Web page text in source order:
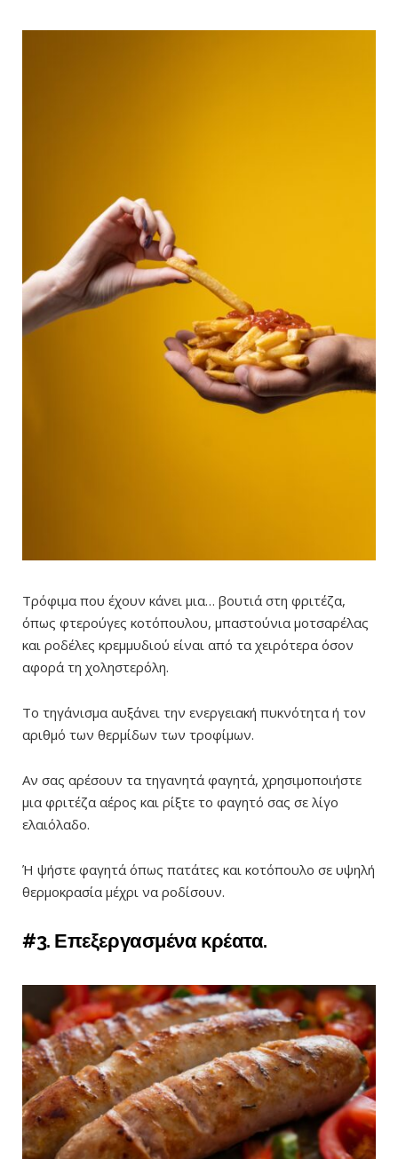
Τρόφιμα που έχουν κάνει μια… βουτιά στη φριτέζα,
όπως φτερούγες κοτόπουλου, μπαστούνια μοτσαρέλας
και ροδέλες κρεμμυδιού είναι από τα χειρότερα όσον
αφορά τη χοληστερόλη.
Το τηγάνισμα αυξάνει την ενεργειακή πυκνότητα ή τον
αριθμό των θερμίδων των τροφίμων.
Αν σας αρέσουν τα τηγανητά φαγητά, χρησιμοποιήστε
μια φριτέζα αέρος και ρίξτε το φαγητό σας σε λίγο
ελαιόλαδο.
Ή ψήστε φαγητά όπως πατάτες και κοτόπουλο σε υψηλή
θερμοκρασία μέχρι να ροδίσουν.
#3. Επεξεργασμένα κρέατα.